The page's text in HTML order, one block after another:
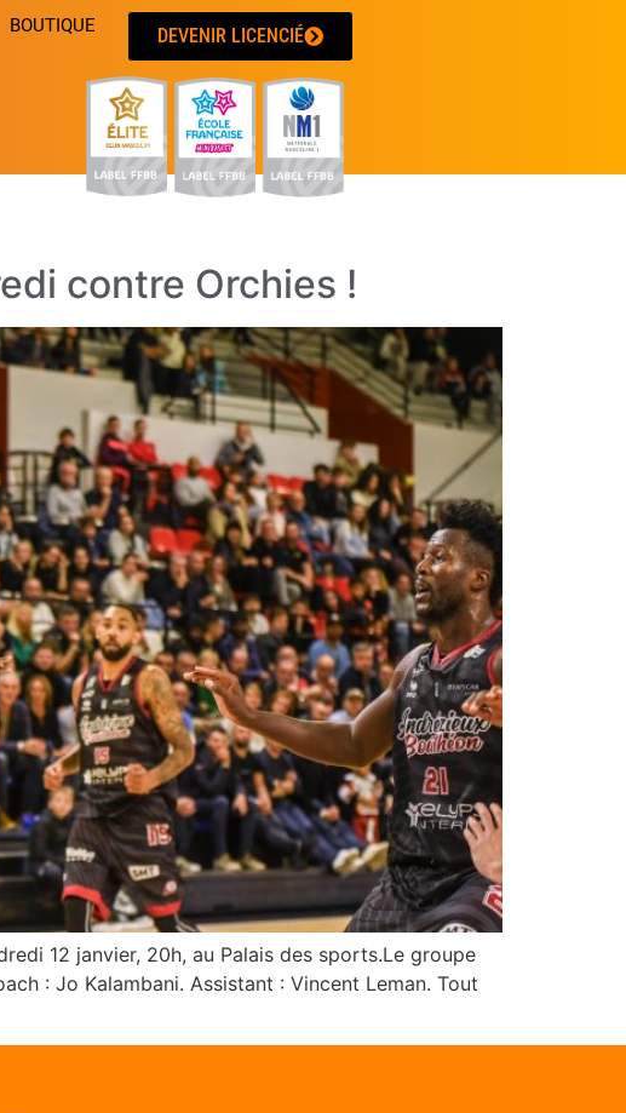
BOUTIQUE DEVENIR LICENCIÉ
contre Orchies !
12 janvier, 20h, au Palais des sports.Le groupe
: Jo Kalambani. Assistant : Vincent Leman. Tout